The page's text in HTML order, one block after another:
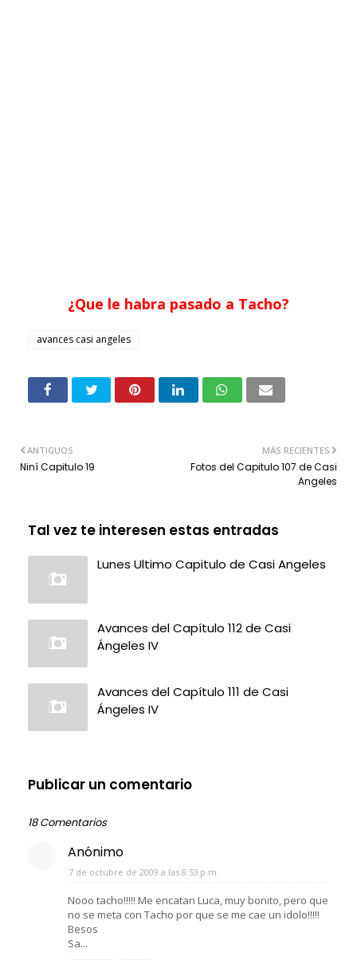
¿Que le habra pasado a Tacho?
avances casi angeles
MÁS RECIENTES
Fotos del Capitulo 107 de Casi
Angeles
ANTIGUOS
Niní Capitulo 19
Tal vez te interesen estas entradas
Lunes Ultimo Capitulo de Casi Angeles
Avances del Capítulo 112 de Casi
Ángeles IV
Avances del Capítulo 111 de Casi
Ángeles IV
Publicar un comentario
18 Comentarios
Anónimo
7 de octubre de 2009 a las 8:53 p.m.
Nooo tacho!!!!! Me encatan Luca, muy bonito, pero que
no se meta con Tacho por que se me cae un idolo!!!!!
Besos
Sa...